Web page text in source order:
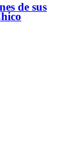
de sus